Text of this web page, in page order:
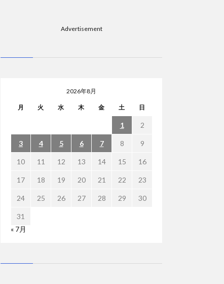
Advertisement
2026年8月
月 火 水 木 金 土 日
1 2
3 4 5 6 7 8 9
10 11 12 13 14 15 16
17 18 19 20 21 22 23
24 25 26 27 28 29 30
31
« 7月